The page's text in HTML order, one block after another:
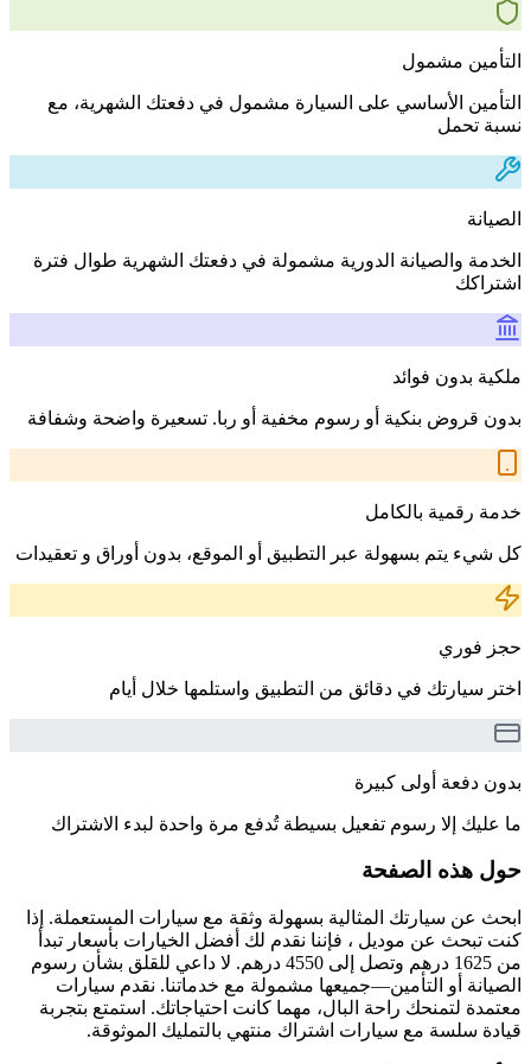
التأمين مشمول
التأمين الأساسي على السيارة مشمول في دفعتك الشهرية، مع
نسبة تحمل
الصيانة
الخدمة والصيانة الدورية مشمولة في دفعتك الشهرية طوال فترة
اشتراكك
ملكية بدون فوائد
بدون قروض بنكية أو رسوم مخفية أو ربا. تسعيرة واضحة وشفافة
خدمة رقمية بالكامل
كل شيء يتم بسهولة عبر التطبيق أو الموقع، بدون أوراق و تعقيدات
حجز فوري
اختر سيارتك في دقائق من التطبيق واستلمها خلال أيام
بدون دفعة أولى كبيرة
ما عليك إلا رسوم تفعيل بسيطة تُدفع مرة واحدة لبدء الاشتراك
حول هذه الصفحة
ابحث عن سيارتك المثالية بسهولة وثقة مع سيارات المستعملة. إذا
كنت تبحث عن موديل ، فإننا نقدم لك أفضل الخيارات بأسعار تبدأ
من 1625 درهم وتصل إلى 4550 درهم. لا داعي للقلق بشأن رسوم
الصيانة أو التأمين—جميعها مشمولة مع خدماتنا. نقدم سيارات
معتمدة لتمنحك راحة البال، مهما كانت احتياجاتك. استمتع بتجربة
قيادة سلسة مع سيارات اشتراك منتهي بالتمليك الموثوقة.